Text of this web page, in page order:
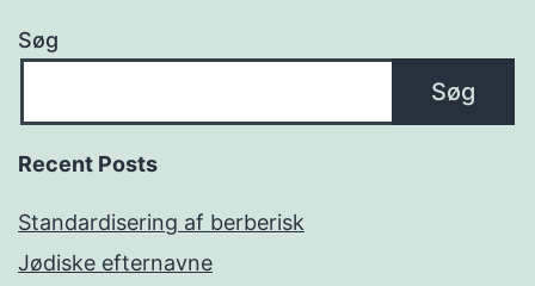
Søg
Søg
Recent Posts
Standardisering af berberisk
Jødiske efternavne